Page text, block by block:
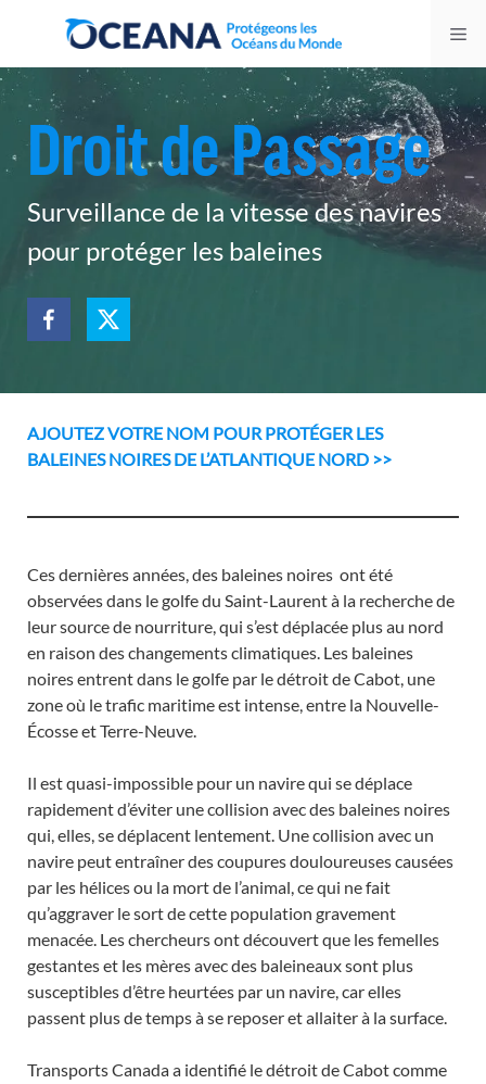
content
Droit de Passage
Surveillance de la vitesse des navires
pour protéger les baleines
AJOUTEZ VOTRE NOM POUR PROTÉGER LES
BALEINES NOIRES DE L’ATLANTIQUE NORD >>
Ces dernières années, des baleines noires ont été
observées dans le golfe du Saint-Laurent à la recherche de
leur source de nourriture, qui s’est déplacée plus au nord
en raison des changements climatiques. Les baleines
noires entrent dans le golfe par le détroit de Cabot, une
zone où le trafic maritime est intense, entre la Nouvelle-
Écosse et Terre-Neuve.
Il est quasi-impossible pour un navire qui se déplace
rapidement d’éviter une collision avec des baleines noires
qui, elles, se déplacent lentement. Une collision avec un
navire peut entraîner des coupures douloureuses causées
par les hélices ou la mort de l’animal, ce qui ne fait
qu’aggraver le sort de cette population gravement
menacée. Les chercheurs ont découvert que les femelles
gestantes et les mères avec des baleineaux sont plus
susceptibles d’être heurtées par un navire, car elles
passent plus de temps à se reposer et allaiter à la surface.
Transports Canada a identifié le détroit de Cabot comme